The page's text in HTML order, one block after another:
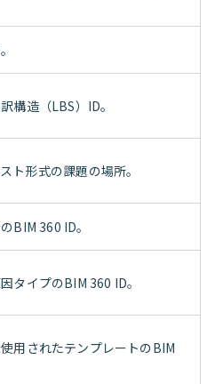
構造（LBS）ID。
ト形式の課題の場所。
BIM 360 ID。
タイプのBIM 360 ID。
用されたテンプレートのBIM